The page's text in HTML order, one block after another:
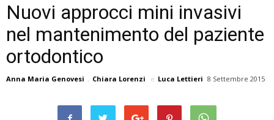
Nuovi approcci mini invasivi
nel mantenimento del paziente
ortodontico
Anna Maria Genovesi , Chiara Lorenzi e Luca Lettieri 8 Settembre 2015